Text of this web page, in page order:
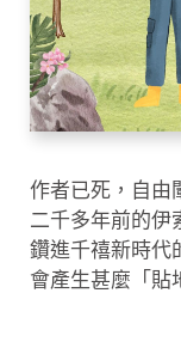
作者已死，自由
二千多年前的伊
鑽進千禧新時代
會產生甚麼「貼